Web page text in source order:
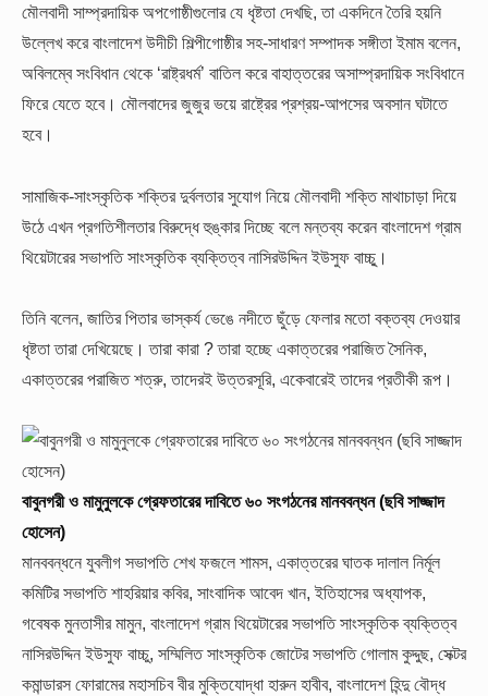
মৌলবাদী সাম্প্রদায়িক অপগোষ্ঠীগুলোর যে ধৃষ্টতা দেখছি, তা একদিনে তৈরি হয়নি
উল্লেখ করে বাংলাদেশ উদীচী শিল্পীগোষ্ঠীর সহ-সাধারণ সম্পাদক সঙ্গীতা ইমাম বলেন,
অবিলম্বে সংবিধান থেকে ‘রাষ্ট্রধর্ম’ বাতিল করে বাহাত্তরের অসাম্প্রদায়িক সংবিধানে
ফিরে যেতে হবে। মৌলবাদের জুজুর ভয়ে রাষ্ট্রের প্রশ্রয়-আপসের অবসান ঘটাতে
হবে।
সামাজিক-সাংস্কৃতিক শক্তির দুর্বলতার সুযোগ নিয়ে মৌলবাদী শক্তি মাথাচাড়া দিয়ে
উঠে এখন প্রগতিশীলতার বিরুদ্ধে হুঙ্কার দিচ্ছে বলে মন্তব্য করেন বাংলাদেশ গ্রাম
থিয়েটারের সভাপতি সাংস্কৃতিক ব্যক্তিত্ব নাসিরউদ্দিন ইউসুফ বাচ্চু্।
তিনি বলেন, জাতির পিতার ভাস্কর্য ভেঙে নদীতে ছুঁড়ে ফেলার মতো বক্তব্য দেওয়ার
ধৃষ্টতা তারা দেখিয়েছে। তারা কারা ? তারা হচ্ছে একাত্তরের পরাজিত সৈনিক,
একাত্তরের পরাজিত শত্রু, তাদেরই উত্তরসূরি, একেবারেই তাদের প্রতীকী রূপ।
বাবুনগরী ও মামুনুলকে গ্রেফতারের দাবিতে ৬০ সংগঠনের মানববন্ধন (ছবি সাজ্জাদ
হোসেন)
মানববন্ধনে যুবলীগ সভাপতি শেখ ফজলে শামস, একাত্তরের ঘাতক দালাল নির্মূল
কমিটির সভাপতি শাহরিয়ার কবির, সাংবাদিক আবেদ খান, ইতিহাসের অধ্যাপক,
গবেষক মুনতাসীর মামুন, বাংলাদেশ গ্রাম থিয়েটারের সভাপতি সাংস্কৃতিক ব্যক্তিত্ব
নাসিরউদ্দিন ইউসুফ বাচ্চু, সম্মিলিত সাংস্কৃতিক জোটের সভাপতি গোলাম কুদ্দুছ, সেক্টর
কমান্ডারস ফোরামের মহাসচিব বীর মুক্তিযোদ্ধা হারুন হাবীব, বাংলাদেশ হিন্দু বৌদ্ধ